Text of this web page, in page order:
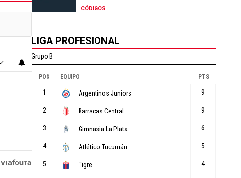
CÓDIGOS
LIGA PROFESIONAL